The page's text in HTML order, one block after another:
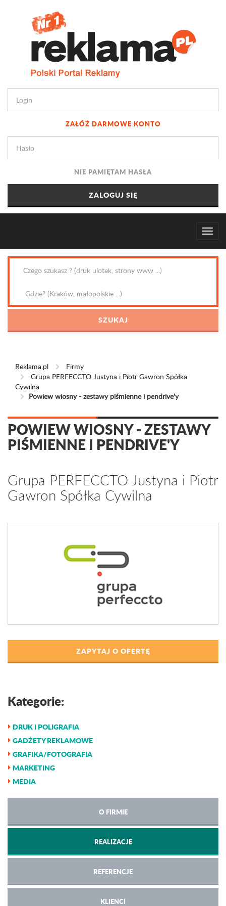
ZAŁÓŻ DARMOWE KONTO
NIE PAMIĘTAM HASŁA
Reklama.pl
Firmy
Grupa PERFECCTO Justyna i Piotr Gawron Spółka
Cywilna
Powiew wiosny - zestawy piśmienne i pendrive'y
POWIEW WIOSNY - ZESTAWY
PIŚMIENNE I PENDRIVE'Y
Grupa PERFECCTO Justyna i Piotr
Gawron Spółka Cywilna
ZAPYTAJ O OFERTĘ
Kategorie:
DRUK I POLIGRAFIA
GADŻETY REKLAMOWE
GRAFIKA/FOTOGRAFIA
MARKETING
MEDIA
O FIRMIE
REALIZACJE
REFERENCJE
KLIENCI